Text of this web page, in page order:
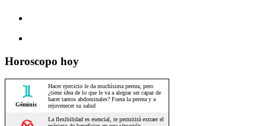
Horoscopo hoy